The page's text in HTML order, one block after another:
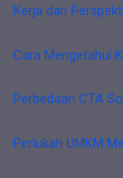
Kerja dan
Cara Mengetahui
Perbedaan CTA
Perlukah UMKM